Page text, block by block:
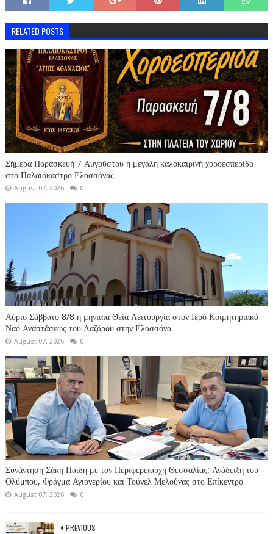
RELATED POSTS
Σήμερα Παρασκευή 7 Αυγούστου η μεγάλη καλοκαιρινή χοροεσπερίδα
στο Παλαιόκαστρο Ελασσόνας
August 07, 2026 0
Αύριο Σάββατο 8/8 η μηνιαία Θεία Λειτουργία στον Ιερό Κοιμητηριακό
Ναό Αναστάσεως του Λαζάρου στην Ελασσόνα
August 07, 2026 0
Συνάντηση Σάκη Παιδή με τον Περιφερειάρχη Θεσσαλίας: Ανάδειξη του
Ολύμπου, Φράγμα Αγιονερίου και Τούνελ Μελούνας στο Επίκεντρο
August 07, 2026 0
PREVIOUS